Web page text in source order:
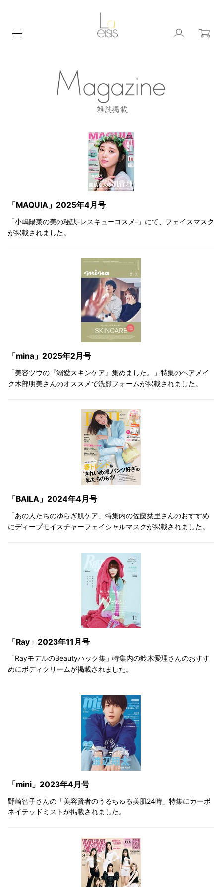
「MAQUIA」2025年4月号
「小嶋陽菜の美の秘訣‐レスキューコスメ‐」にて、フェイスマスク
が掲載されました。
「mina」2025年2月号
「美容ツウの『溺愛スキンケア』集めました。」特集のヘアメイ
ク木部明美さんのオススメで洗顔フォームが掲載されました。
「BAILA」2024年4月号
「あの人たちのゆらぎ肌ケア」特集内の佐藤栞里さんのおすすめ
にディープモイスチャーフェイシャルマスクが掲載されました。
「Ray」2023年11月号
「RayモデルのBeautyハック集」特集内の鈴木愛理さんのおすす
めにボディクリームが掲載されました。
「mini」2023年4月号
野崎智子さんの「美容賢者のうるちゅる美肌24時」特集にカーボ
ネイテッドミストが掲載されました。